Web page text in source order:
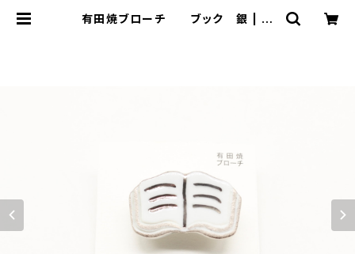
有田焼ブローチ ブック 銀 | 有